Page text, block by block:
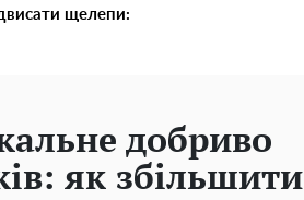
щелепи:
добриво
як збільшити